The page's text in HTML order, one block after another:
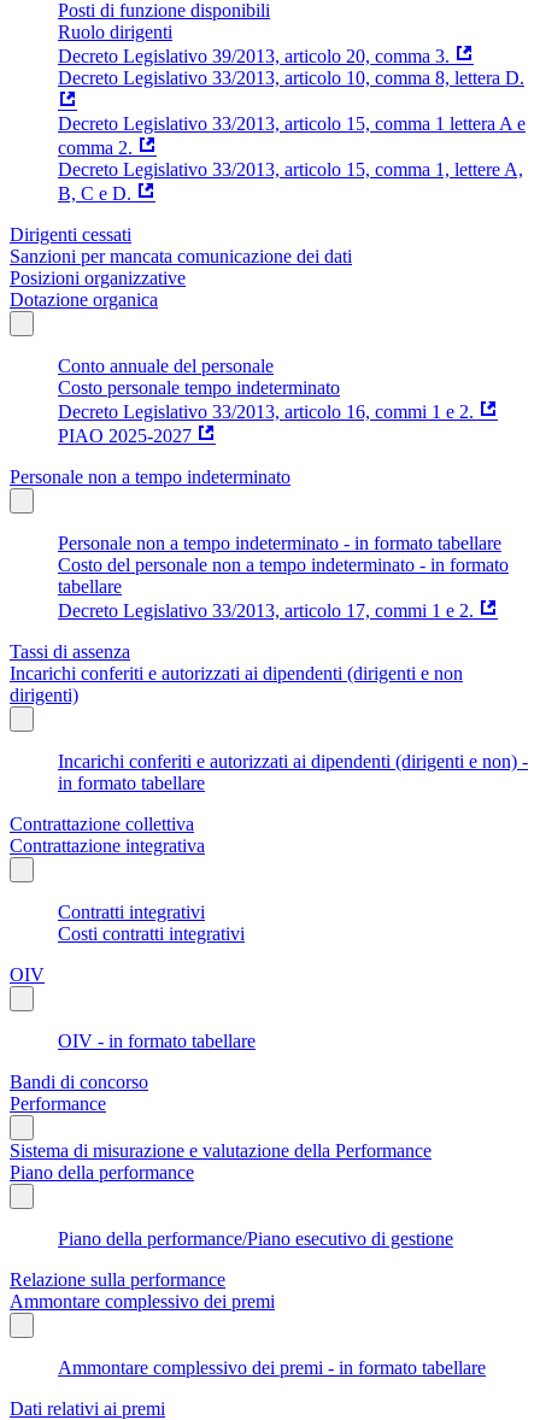
Posti di funzione disponibili
Ruolo dirigenti
Decreto Legislativo 39/2013, articolo 20, comma 3.
Decreto Legislativo 33/2013, articolo 10, comma 8, lettera D.
Decreto Legislativo 33/2013, articolo 15, comma 1 lettera A e
comma 2.
Decreto Legislativo 33/2013, articolo 15, comma 1, lettere A,
B, C e D.
Dirigenti cessati
Sanzioni per mancata comunicazione dei dati
Posizioni organizzative
Dotazione organica
Conto annuale del personale
Costo personale tempo indeterminato
Decreto Legislativo 33/2013, articolo 16, commi 1 e 2.
PIAO 2025-2027
Personale non a tempo indeterminato
Personale non a tempo indeterminato - in formato tabellare
Costo del personale non a tempo indeterminato - in formato
tabellare
Decreto Legislativo 33/2013, articolo 17, commi 1 e 2.
Tassi di assenza
Incarichi conferiti e autorizzati ai dipendenti (dirigenti e non
dirigenti)
Incarichi conferiti e autorizzati ai dipendenti (dirigenti e non) -
in formato tabellare
Contrattazione collettiva
Contrattazione integrativa
Contratti integrativi
Costi contratti integrativi
OIV
OIV - in formato tabellare
Bandi di concorso
Performance
Sistema di misurazione e valutazione della Performance
Piano della performance
Piano della performance/Piano esecutivo di gestione
Relazione sulla performance
Ammontare complessivo dei premi
Ammontare complessivo dei premi - in formato tabellare
Dati relativi ai premi